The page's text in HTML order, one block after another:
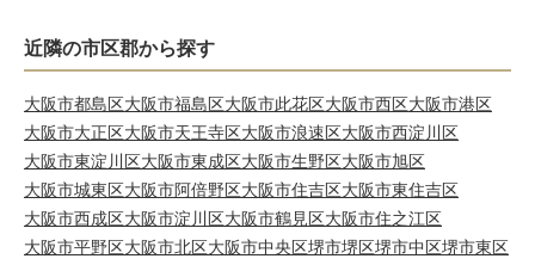
近隣の市区郡から探す
大阪市都島区大阪市福島区大阪市此花区大阪市西区大阪市港区
大阪市大正区大阪市天王寺区大阪市浪速区大阪市西淀川区
大阪市東淀川区大阪市東成区大阪市生野区大阪市旭区
大阪市城東区大阪市阿倍野区大阪市住吉区大阪市東住吉区
大阪市西成区大阪市淀川区大阪市鶴見区大阪市住之江区
大阪市平野区大阪市北区大阪市中央区堺市堺区堺市中区堺市東区